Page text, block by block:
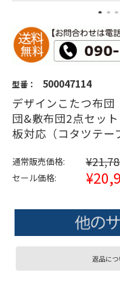
型番： 500047114
デザインこたつ布
団&敷布団2点セッ
板対応（コタツテー
通常販売価格:
セール価格:
返品に